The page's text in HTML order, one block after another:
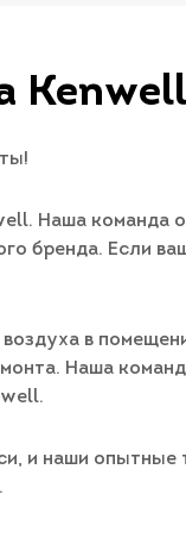
Наша
бренда. Если
в
Наша
и наши опытные